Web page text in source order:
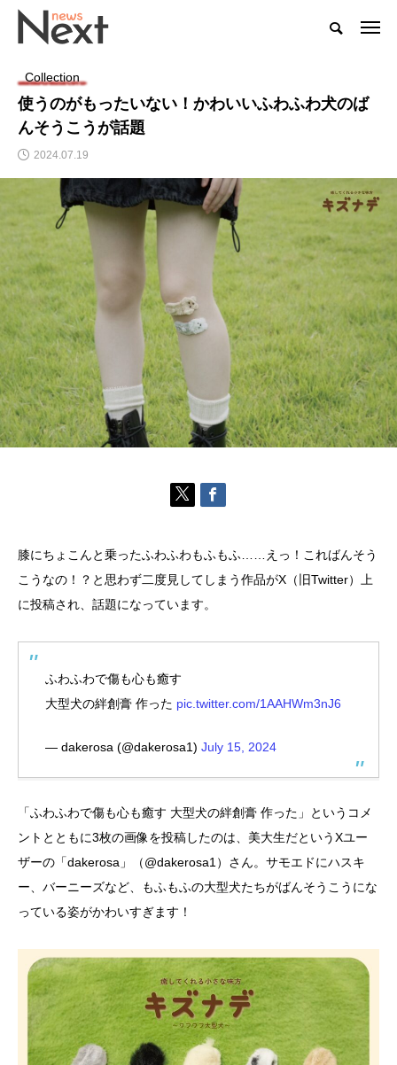
Collection
使うのがもったいない！かわいいふわふわ犬のば
んそうこうが話題
2024.07.19
膝にちょこんと乗ったふわふわもふもふ……えっ！こればんそう
こうなの！？と思わず二度見してしまう作品がX（旧Twitter）上
に投稿され、話題になっています。
ふわふわで傷も心も癒す
大型犬の絆創膏 作った pic.twitter.com/1AAHWm3nJ6
— dakerosa (@dakerosa1) July 15, 2024
「ふわふわで傷も心も癒す 大型犬の絆創膏 作った」というコメ
ントとともに3枚の画像を投稿したのは、美大生だというXユー
ザーの「dakerosa」（@dakerosa1）さん。サモエドにハスキ
ー、バーニーズなど、もふもふの大型犬たちがばんそうこうにな
っている姿がかわいすぎます！